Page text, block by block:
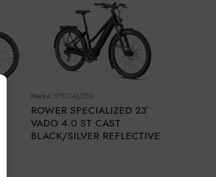
Marka: SPECIALIZED
ROWER SPECIALIZED 23′
VADO 4.0 ST CAST
BLACK/SILVER REFLECTIVE